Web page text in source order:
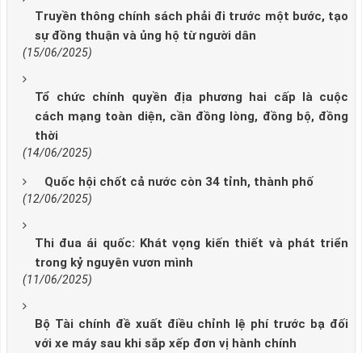
Truyền thông chính sách phải đi trước một bước, tạo
sự đồng thuận và ủng hộ từ người dân
(15/06/2025)
Tổ chức chính quyền địa phương hai cấp là cuộc
cách mạng toàn diện, cần đồng lòng, đồng bộ, đồng
thời
(14/06/2025)
Quốc hội chốt cả nước còn 34 tỉnh, thành phố
(12/06/2025)
Thi đua ái quốc: Khát vọng kiến thiết và phát triển
trong kỷ nguyên vươn mình
(11/06/2025)
Bộ Tài chính đề xuất điều chỉnh lệ phí trước bạ đối
với xe máy sau khi sắp xếp đơn vị hành chính